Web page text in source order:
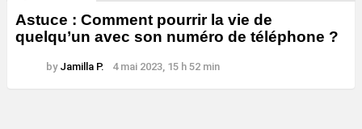
Astuce : Comment pourrir la vie de
quelqu’un avec son numéro de téléphone ?
by Jamilla P. 4 mai 2023, 15 h 52 min